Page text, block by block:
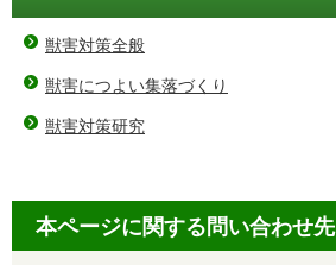
獣害対策全般
獣害につよい集落づくり
獣害対策研究
本ページに関する問い合わせ先